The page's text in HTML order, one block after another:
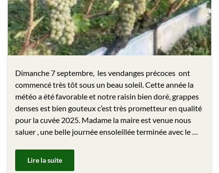
Dimanche 7 septembre, les vendanges précoces ont
commencé très tôt sous un beau soleil. Cette année la
météo a été favorable et notre raisin bien doré, grappes
denses est bien gouteux c’est très prometteur en qualité
pour la cuvée 2025. Madame la maire est venue nous
saluer , une belle journée ensoleillée terminée avec le …
Lire la suite